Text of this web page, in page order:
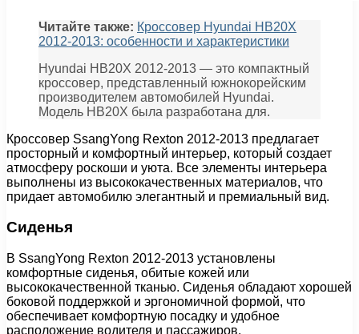
Читайте также: Кроссовер Hyundai HB20X
2012-2013: особенности и характеристики
Hyundai HB20X 2012-2013 — это компактный
кроссовер, представленный южнокорейским
производителем автомобилей Hyundai.
Модель HB20X была разработана для.
Кроссовер SsangYong Rexton 2012-2013 предлагает
просторный и комфортный интерьер, который создает
атмосферу роскоши и уюта. Все элементы интерьера
выполнены из высококачественных материалов, что
придает автомобилю элегантный и премиальный вид.
Сиденья
В SsangYong Rexton 2012-2013 установлены
комфортные сиденья, обитые кожей или
высококачественной тканью. Сиденья обладают хорошей
боковой поддержкой и эргономичной формой, что
обеспечивает комфортную посадку и удобное
расположение водителя и пассажиров.